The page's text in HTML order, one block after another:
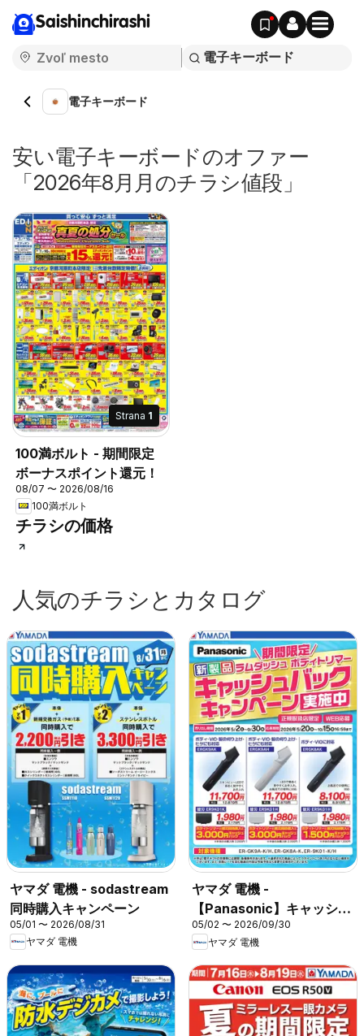
Saishinchirashi
電子キーボード
安い電子キーボードのオファー
「2026年8月月のチラシ値段」
Strana 1
100満ボルト - 期間限定
ボーナスポイント還元！
08/07 〜 2026/08/16
100満ボルト
チラシの価格
人気のチラシとカタログ
ヤマダ 電機 - sodastream
同時購入キャンペーン
05/01 〜 2026/08/31
ヤマダ 電機
ヤマダ 電機 -
【Panasonic】キャッシュ
バックキャンペーン
05/02 〜 2026/09/30
ヤマダ 電機